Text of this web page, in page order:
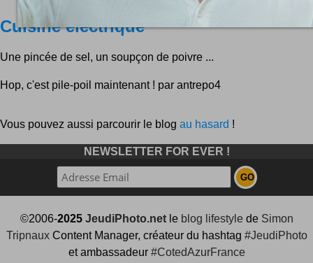
Cuisine électrique
Une pincée de sel, un soupçon de poivre ...
Hop, c'est pile-poil maintenant ! par antrepo4
Vous pouvez aussi parcourir le blog au hasard !
NEWSLETTER FOR EVER !
©2006-2025 JeudiPhoto.netle blog lifestylede Simon
TripnauxContent Manager, créateur du hashtag #JeudiPhoto
et ambassadeur #CotedAzurFrance